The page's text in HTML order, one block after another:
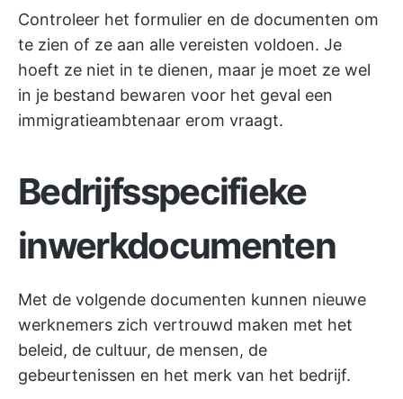
Controleer het formulier en de documenten om
te zien of ze aan alle vereisten voldoen. Je
hoeft ze niet in te dienen, maar je moet ze wel
in je bestand bewaren voor het geval een
immigratieambtenaar erom vraagt.
Bedrijfsspecifieke
inwerkdocumenten
Met de volgende documenten kunnen nieuwe
werknemers zich vertrouwd maken met het
beleid, de cultuur, de mensen, de
gebeurtenissen en het merk van het bedrijf.